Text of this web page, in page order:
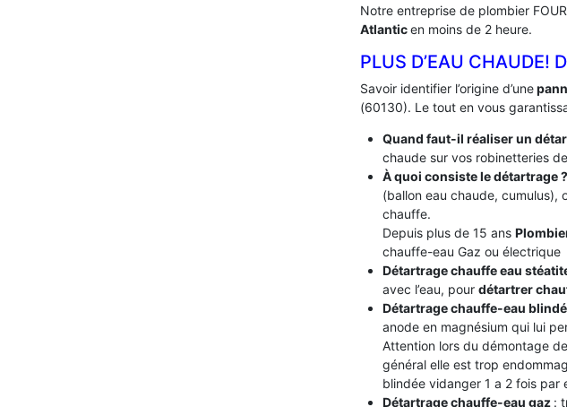
Notre entreprise de plombier
Atlanticen moins de 2 heure.
PLUS D’EAU CHAUDE!
Savoir identifier l’origine d’une
(60130). Le tout en vous
Quand faut-il réaliser un
chaude sur vos robinetteries
À quoi consiste le détartrage ?
(ballon eau chaude, cumulus),
chauffe.
Depuis plus de 15 ans
chauffe-eau Gaz ou électrique
Détartrage chauffe eau
avec l’eau, pour détartrer
Détartrage chauffe-eau
anode en magnésium qui lui
Attention lors du démontage
général elle est trop
blindée vidanger 1 a 2 fois par
Détartrage chauffe-eau gaz :